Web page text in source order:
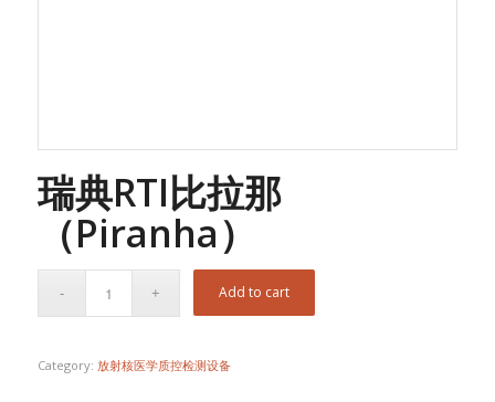
瑞典RTI比拉那
（Piranha）
Add to cart
Category: 放射核医学质控检测设备